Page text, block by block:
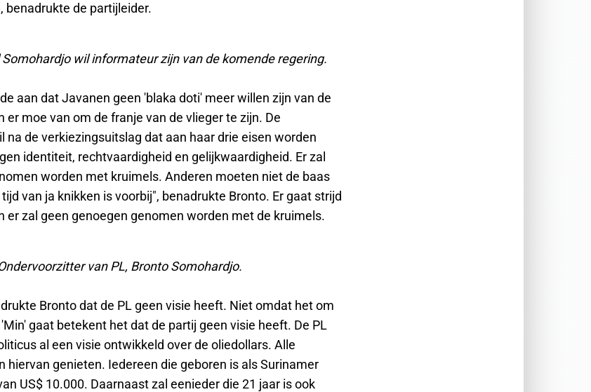
benadrukte de partijleider.
wil informateur zijn van de komende regering.
aan dat Javanen geen 'blaka doti' meer willen zijn van de
er moe van om de franje van de vlieger te zijn. De
na de verkiezingsuitslag dat aan haar drie eisen worden
identiteit, rechtvaardigheid en gelijkwaardigheid. Er zal
worden met kruimels. Anderen moeten niet de baas
van ja knikken is voorbij", benadrukte Bronto. Er gaat strijd
er zal geen genoegen genomen worden met de kruimels.
van PL, Bronto Somohardjo.
Bronto dat de PL geen visie heeft. Niet omdat het om
gaat betekent het dat de partij geen visie heeft. De PL
al een visie ontwikkeld over de oliedollars. Alle
hiervan genieten. Iedereen die geboren is als Surinamer
US$ 10.000. Daarnaast zal eenieder die 21 jaar is ook